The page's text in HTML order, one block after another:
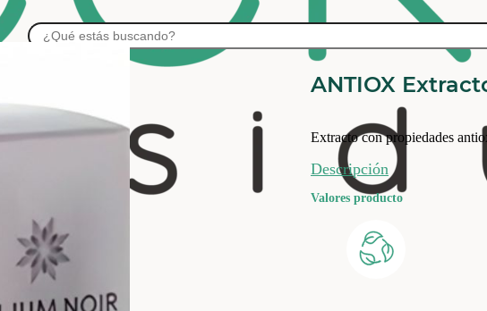
Buscar
ANTIOX
Extracto con propiedades
Descripción
Valores producto